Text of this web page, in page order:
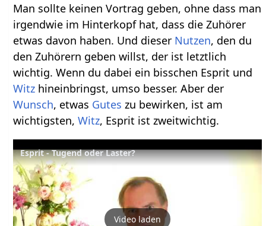
Man sollte keinen Vortrag geben, ohne dass man
irgendwie im Hinterkopf hat, dass die Zuhörer
etwas davon haben. Und dieser Nutzen, den du
den Zuhörern geben willst, der ist letztlich
wichtig. Wenn du dabei ein bisschen Esprit und
Witz hineinbringst, umso besser. Aber der
Wunsch, etwas Gutes zu bewirken, ist am
wichtigsten,Witz, Esprit ist zweitwichtig.
Esprit - Tugend oder Laster?
Video laden